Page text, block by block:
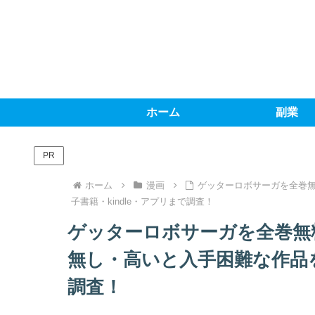
ホーム 副業
PR
ホーム 漫画
ゲッターロボサーガを全巻
子書籍・kindle・アプリまで調査！
ゲッターロボサーガを全巻
無し・高いと入手困難な作
調査！